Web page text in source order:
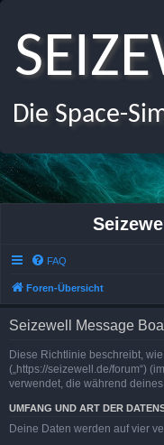
Die Space-
FAQ
Foren-Übersicht
Seizewell Message
Diese Richtlinie beschreibt,
(„https://seizewell.de/forum“)
verwendet, die während
UMFANG UND ART DER
Deine Daten werden auf vier